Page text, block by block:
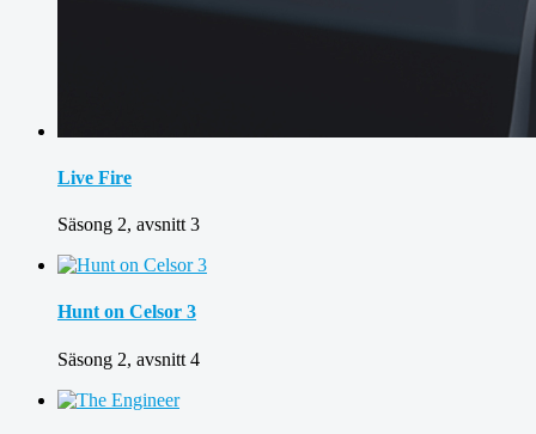
Live Fire
Säsong 2, avsnitt 3
Hunt on Celsor 3
Säsong 2, avsnitt 4